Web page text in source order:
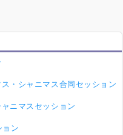
ス・シャニマス合同セッション
ニマスセッション
ン